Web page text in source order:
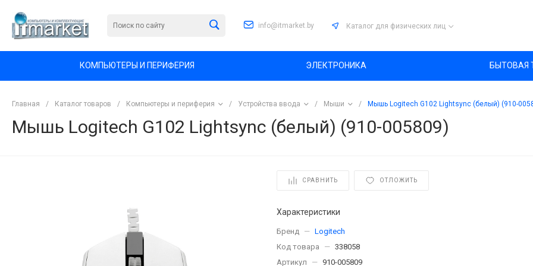
info@itmarket.by Каталог для физических лиц
КОМПЬЮТЕРЫ И ПЕРИФЕРИЯ ЭЛЕКТРОНИКА БЫТОВАЯ
Главная / Каталог товаров / Компьютеры и периферия / Устройства ввода / Мыши / Мышь Logitech G102 Lightsync (белый) (910-
Мышь Logitech G102 Lightsync (белый) (910-005809)
СРАВНИТЬ ОТЛОЖИТЬ
Характеристики
Бренд — Logitech
Код товара
— 338058
Артикул
— 910-005809